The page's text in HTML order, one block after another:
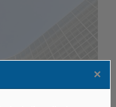
intelligencia
×